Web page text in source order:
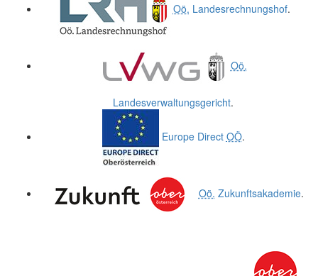
Oö. Landesrechnungshof.
Oö.
Landesverwaltungsgericht.
Europe Direct OÖ.
Oö. Zukunftsakademie.